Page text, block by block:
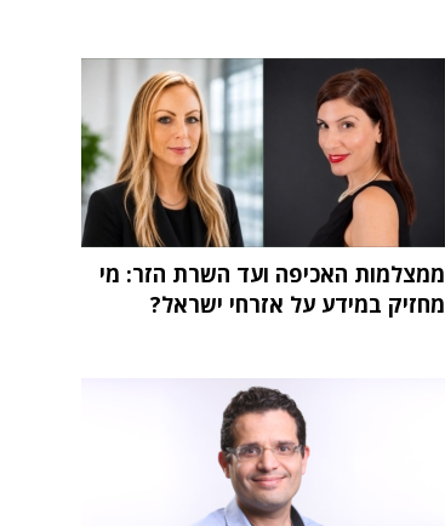
ממצלמות האכיפה ועד השרת הזר: מי
מחזיק במידע על אזרחי ישראל?